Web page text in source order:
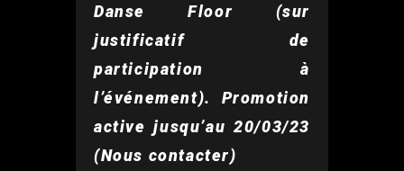
Danse Floor (sur
justificatif de
participation à
l’événement). Promotion
active jusqu’au 20/03/23
(Nous contacter)